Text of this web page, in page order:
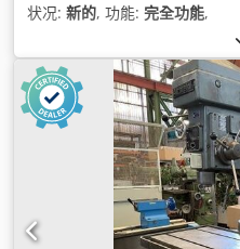
状况: 新的, 功能: 完全功能,